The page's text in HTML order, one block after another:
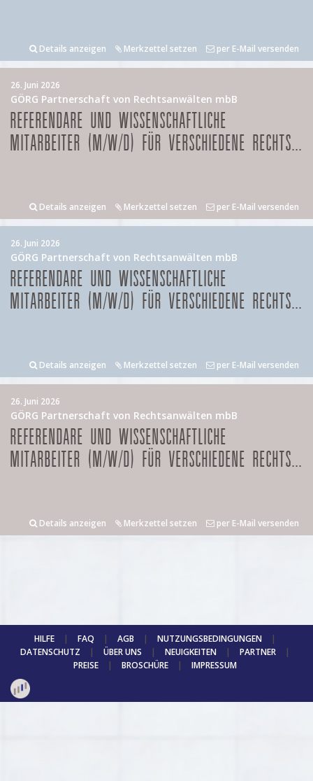
Details anzeigen Merkzettel setzen per E-Mail versenden
26. Juni 2026
GÖRG Partnerschaft von Rechtsanwälten mbB
REFERENDARE UND WISSENSCHAFTLICHE
MITARBEITER (M/W/D) FÜR VERSCHIEDENE RECHTS...
Details anzeigen Merkzettel setzen per E-Mail versenden
26. Juni 2026
GÖRG Partnerschaft von Rechtsanwälten mbB
REFERENDARE UND WISSENSCHAFTLICHE
MITARBEITER (M/W/D) FÜR VERSCHIEDENE RECHTS...
Details anzeigen Merkzettel setzen per E-Mail versenden
26. Juni 2026
GÖRG Partnerschaft von Rechtsanwälten mbB
REFERENDARE UND WISSENSCHAFTLICHE
MITARBEITER (M/W/D) FÜR VERSCHIEDENE RECHTS...
Details anzeigen Merkzettel setzen per E-Mail versenden
HILFE | FAQ | AGB | NUTZUNGSBEDINGUNGEN
|
DATENSCHUTZ
| ÜBER UNS | NEUIGKEITEN | PARTNER
|
PREISE
| BROSCHÜRE | IMPRESSUM